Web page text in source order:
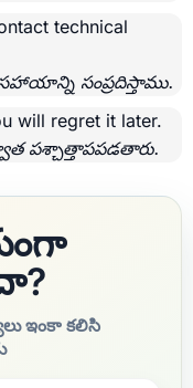
technical
సంప్రదిస్తాము.
will regret it later.
పశ్చాత్తాపపడతారు.
ఇంకా కలిసి